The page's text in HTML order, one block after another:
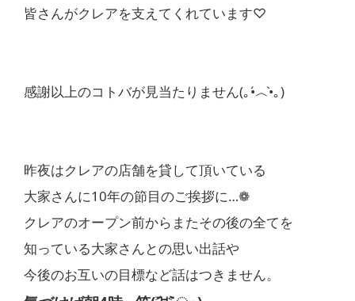
皆さんがクレアを支えてくれています♡
感謝以上のコトバが見当たりません(｡•́︿•̀｡)
昨夜はクレアの店舗を貸して頂いている
大家さんに10年の節目のご挨拶に…❁
クレアのオープン前からまたその後の全てを
知っている大家さんとの思い出話や
今後のお互いの目標など話はつきません。